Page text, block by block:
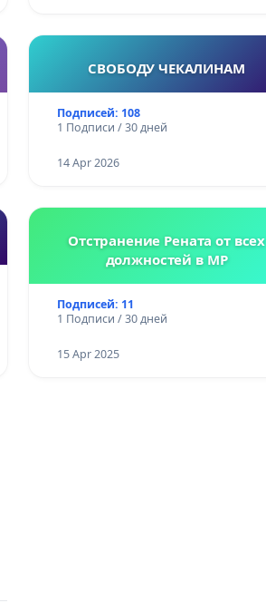
СВОБОДУ ЧЕКАЛИНАМ
Подписей: 108
1 Подписи / 30 дней
14 Apr 2026
Отстранение Рената от всех
должностей в МР
Подписей: 11
1 Подписи / 30 дней
15 Apr 2025